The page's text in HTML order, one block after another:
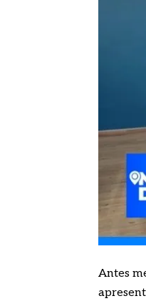
Antes